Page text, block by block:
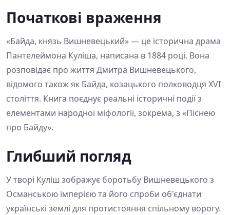
Початкові враження
«Байда, князь Вишневецький» — це історична драма
Пантелеймона Куліша, написана в 1884 році. Вона
розповідає про життя Дмитра Вишневецького,
відомого також як Байда, козацького полководця XVI
століття. Книга поєднує реальні історичні події з
елементами народної міфології, зокрема, з «Піснею
про Байду».
Глибший погляд
У творі Куліш зображує боротьбу Вишневецького з
Османською імперією та його спроби об'єднати
українські землі для протистояння спільному ворогу.